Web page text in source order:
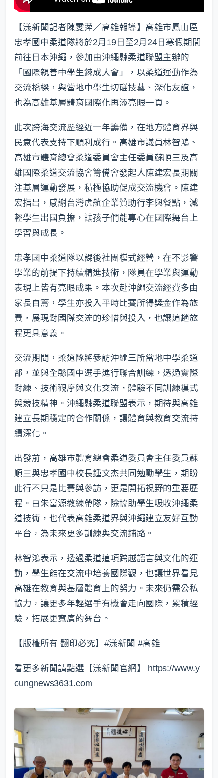
【漾新聞記者陳雯萍／高雄報導】高雄市鳳山區
忠孝國中柔道隊將於2月19日至2月24日寒假期間
前往日本沖繩，參加由沖繩縣柔道聯盟主辦的
「國際親善中學生鍊成大會」，以柔道運動作為
交流橋樑，與當地中學生切磋技藝、深化友誼，
也為高雄基層體育國際化再添亮眼一頁。
此次跨海交流歷經近一年籌備，在地方體育界與
民意代表支持下順利成行。高雄市議員林智鴻、
高雄市體育總會柔道委員會主任委員蘇順三及高
雄國際柔道交流協會籌備會發起人陳建宏長期關
注基層運動發展，積極協助促成交流機會。陳建
宏指出，感謝台灣虎航企業贊助行李與餐點，減
輕學生出國負擔，讓孩子們能專心在國際舞台上
學習與成長。
忠孝國中柔道隊以課後社團模式經營，在不影響
學業的前提下持續精進技術，隊員在學業與運動
表現上皆有亮眼成果。本次赴沖繩交流經費多由
家長自籌，學生亦投入平時比賽所得獎金作為旅
費，展現對國際交流的珍惜與投入，也讓這趟旅
程更具意義。
交流期間，柔道隊將參訪沖繩三所當地中學柔道
部，並與全縣國中選手進行聯合訓練，透過實際
對練、技術觀摩與文化交流，體驗不同訓練模式
與競技精神。沖繩縣柔道聯盟表示，期待與高雄
建立長期穩定的合作關係，讓體育與教育交流持
續深化。
出發前，高雄市體育總會柔道委員會主任委員蘇
順三與忠孝國中校長鍾文杰共同勉勵學生，期盼
此行不只是比賽與參訪，更是開拓視野的重要歷
程。由朱富源教練帶隊，除協助學生吸收沖繩柔
道技術，也代表高雄柔道界與沖繩建立友好互動
平台，為未來更多訓練與交流鋪路。
林智鴻表示，透過柔道這項跨越語言與文化的運
動，學生能在交流中培養國際觀，也讓世界看見
高雄在教育與基層體育上的努力。未來仍需公私
協力，讓更多年輕選手有機會走向國際，累積經
驗，拓展更寬廣的舞台。
【版權所有 翻印必究】#漾新聞 #高雄
看更多新聞請點選【漾新聞官網】 https://www.y
oungnews3631.com